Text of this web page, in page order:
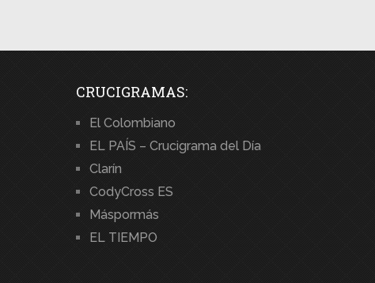
CRUCIGRAMAS:
El Colombiano
EL PAÍS – Crucigrama del Día
Clarín
CodyCross ES
Máspormás
EL TIEMPO